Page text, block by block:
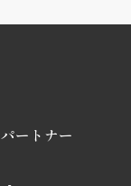
ートナー